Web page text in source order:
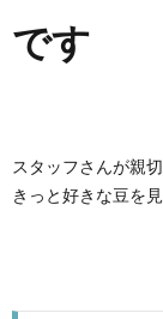
です
スタッフさんが親
きっと好きな豆を